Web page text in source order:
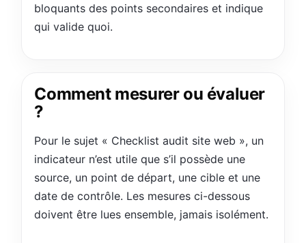
bloquants des points secondaires et indique
qui valide quoi.
Comment mesurer ou évaluer
?
Pour le sujet « Checklist audit site web », un
indicateur n’est utile que s’il possède une
source, un point de départ, une cible et une
date de contrôle. Les mesures ci-dessous
doivent être lues ensemble, jamais isolément.